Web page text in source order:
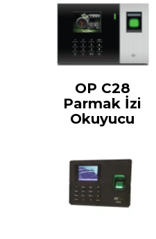
OP C28
Parmak İzi
Okuyucu